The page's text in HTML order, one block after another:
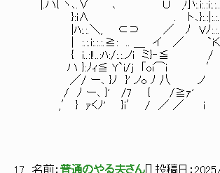
|.ハ{ ヽ､.∨ ､ Ｕ ,小
}:i∧ . ト､}:.:|:.:.|:l:.: 小 `
|ﾊ:.:.＼, ⊂⊃ ／ ﾉ Vﾉ:.:.N:.
| :.:.i:.:.:.≧: .. ＿ イ ／ `iく
{ i..:l!..:ﾊ:/:.:.ノi ミ}‐≦ /
ハ }:ﾉｨ≦ Y`i/j ｢oi⌒i ′
／/ ー､ }ﾉ }' ノo ﾉ 八 ノ
/ ﾉ ー､ }' /7 { /≧ｧ'
,′ } ｧくﾉ' }i′ / ／ ／
17 名前： 普通のやる夫さん ] 投稿日：